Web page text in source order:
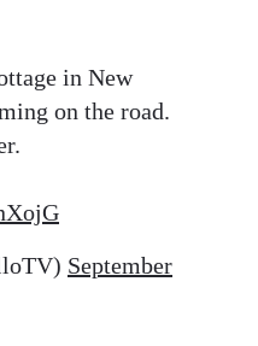
in New
on the road.
September